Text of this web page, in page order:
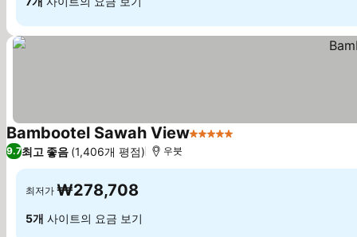
Bambootel Sawah View5 성급
9.7최고 좋음 (1,406개 평점) 우붓
최저가 ₩278,708
5개 사이트의 요금 보기